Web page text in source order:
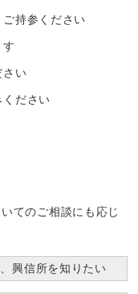
持参ください
さい
ださい
てのご相談にも応じ
興信所を知りたい